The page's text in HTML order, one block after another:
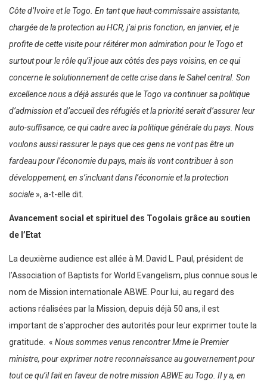
Côte d’Ivoire et le Togo. En tant que haut-commissaire assistante,
chargée de la protection au HCR, j’ai pris fonction, en janvier, et je
profite de cette visite pour réitérer mon admiration pour le Togo et
surtout pour le rôle qu’il joue aux côtés des pays voisins, en ce qui
concerne le solutionnement de cette crise dans le Sahel central. Son
excellence nous a déjà assurés que le Togo va continuer sa politique
d’admission et d’accueil des réfugiés et la priorité serait d’assurer leur
auto-suffisance, ce qui cadre avec la politique générale du pays. Nous
voulons aussi rassurer le pays que ces gens ne vont pas être un
fardeau pour l’économie du pays, mais ils vont contribuer à son
développement, en s’incluant dans l’économie et la protection
sociale », a-t-elle dit.
Avancement social et spirituel des Togolais grâce au soutien
de l’Etat
La deuxième audience est allée à M. David L. Paul, président de
l’Association of Baptists for World Evangelism, plus connue sous le
nom de Mission internationale ABWE. Pour lui, au regard des
actions réalisées par la Mission, depuis déjà 50 ans, il est
important de s’approcher des autorités pour leur exprimer toute la
gratitude. « Nous sommes venus rencontrer Mme le Premier
ministre, pour exprimer notre reconnaissance au gouvernement pour
tout ce qu’il fait en faveur de notre mission ABWE au Togo. Il y a, en